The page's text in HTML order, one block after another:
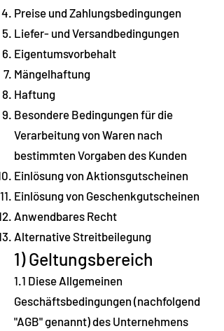
Preise und Zahlungsbedingungen
Liefer- und Versandbedingungen
Eigentumsvorbehalt
Mängelhaftung
Haftung
Besondere Bedingungen für die
Verarbeitung von Waren nach
bestimmten Vorgaben des Kunden
Einlösung von Aktionsgutscheinen
Einlösung von Geschenkgutscheinen
Anwendbares Recht
Alternative Streitbeilegung
1) Geltungsbereich
1.1 Diese Allgemeinen
Geschäftsbedingungen (nachfolgend
"AGB" genannt) des Unternehmens